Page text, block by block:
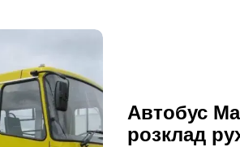
Автобус
розклад